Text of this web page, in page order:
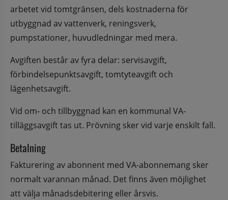
arbetet vid tomtgränsen, dels kostnaderna för
utbyggnad av vattenverk, reningsverk,
pumpstationer, huvudledningar med mera.
Avgiften består av fyra delar: servisavgift,
förbindelsepunktsavgift, tomtyteavgift och
lägenhetsavgift.
Vid om- och tillbyggnad kan en kommunal VA-
tilläggsavgift tas ut. Prövning sker vid varje enskilt fall.
Betalning
Fakturering av abonnent med VA-abonnemang sker
normalt varannan månad. Det finns även möjlighet
att välja månadsdebitering eller årsvis.